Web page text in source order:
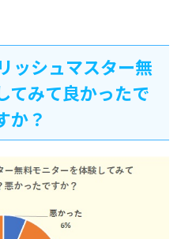
ッシュマスター無
てみて良かったで
か？